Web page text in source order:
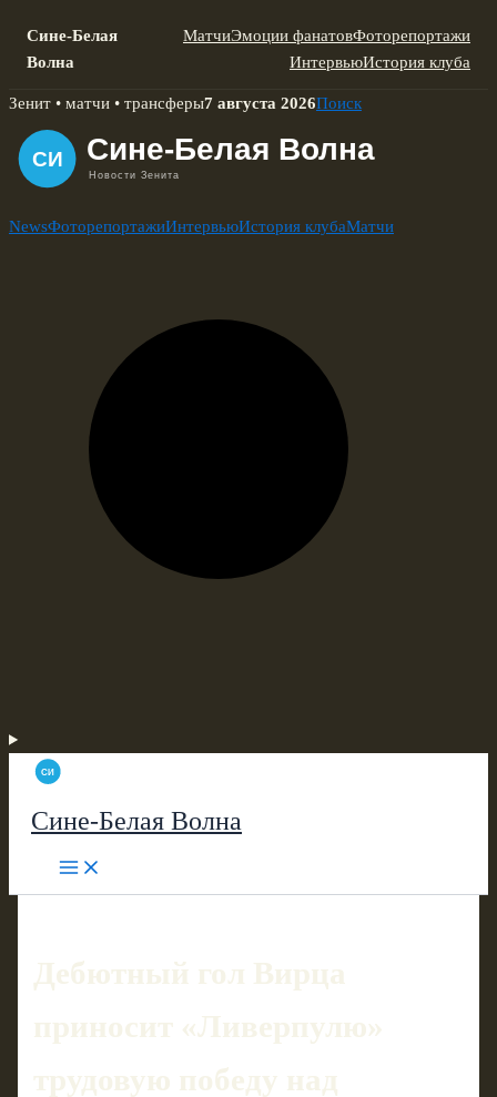
Сине-Белая
Волна
МатчиЭмоции фанатовФоторепортажи
ИнтервьюИстория клуба
Skip
content
Зенит • матчи • трансферы7 августа 2026Поиск
NewsФоторепортажиИнтервьюИстория клубаМатчи
Сине-Белая Волна
Дебютный гол Вирца
приносит «Ливерпулю»
трудовую победу над